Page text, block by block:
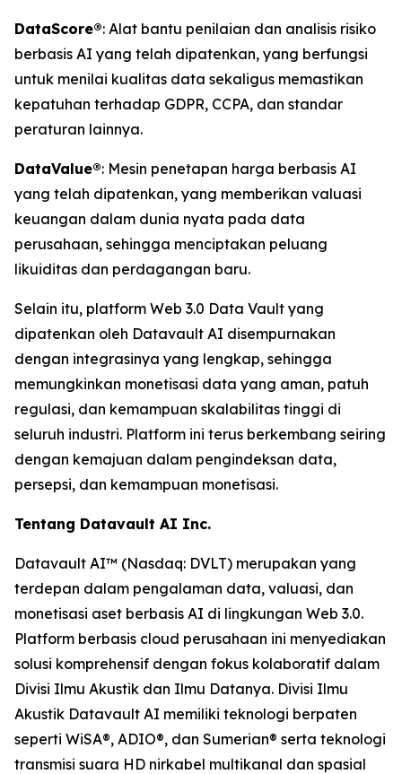
DataScore®: Alat bantu penilaian dan analisis risiko
berbasis AI yang telah dipatenkan, yang berfungsi
untuk menilai kualitas data sekaligus memastikan
kepatuhan terhadap GDPR, CCPA, dan standar
peraturan lainnya.
DataValue®: Mesin penetapan harga berbasis AI
yang telah dipatenkan, yang memberikan valuasi
keuangan dalam dunia nyata pada data
perusahaan, sehingga menciptakan peluang
likuiditas dan perdagangan baru.
Selain itu, platform Web 3.0 Data Vault yang
dipatenkan oleh Datavault AI disempurnakan
dengan integrasinya yang lengkap, sehingga
memungkinkan monetisasi data yang aman, patuh
regulasi, dan kemampuan skalabilitas tinggi di
seluruh industri. Platform ini terus berkembang seiring
dengan kemajuan dalam pengindeksan data,
persepsi, dan kemampuan monetisasi.
Tentang Datavault AI Inc.
Datavault AI™ (Nasdaq: DVLT) merupakan yang
terdepan dalam pengalaman data, valuasi, dan
monetisasi aset berbasis AI di lingkungan Web 3.0.
Platform berbasis cloud perusahaan ini menyediakan
solusi komprehensif dengan fokus kolaboratif dalam
Divisi Ilmu Akustik dan Ilmu Datanya. Divisi Ilmu
Akustik Datavault AI memiliki teknologi berpaten
seperti WiSA®, ADIO®, dan Sumerian® serta teknologi
transmisi suara HD nirkabel multikanal dan spasial